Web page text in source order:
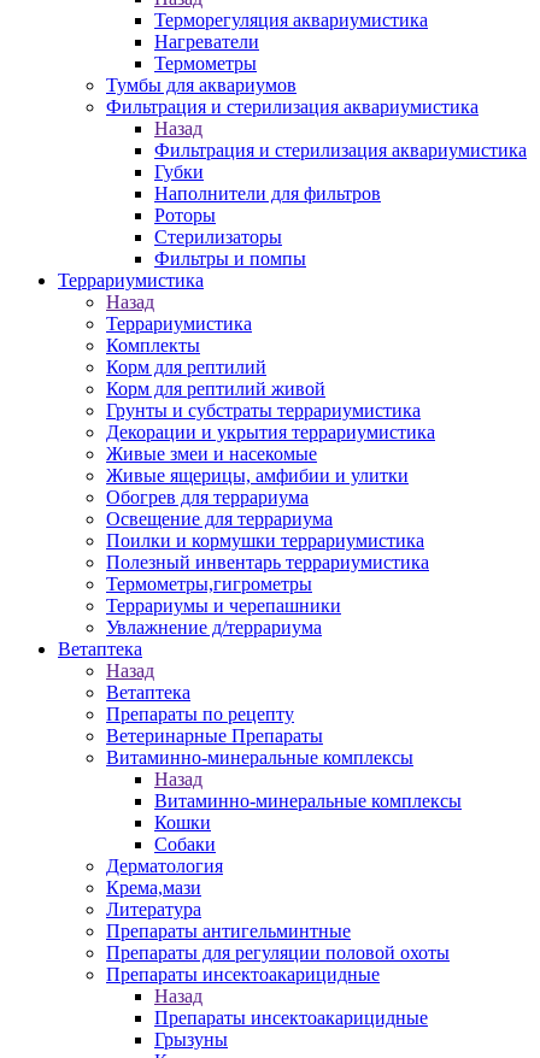
Терморегуляция аквариумистика
Нагреватели
Термометры
Тумбы для аквариумов
Фильтрация и стерилизация аквариумистика
Назад
Фильтрация и стерилизация аквариумистика
Губки
Наполнители для фильтров
Роторы
Стерилизаторы
Фильтры и помпы
Террариумистика
Назад
Террариумистика
Комплекты
Корм для рептилий
Корм для рептилий живой
Грунты и субстраты террариумистика
Декорации и укрытия террариумистика
Живые змеи и насекомые
Живые ящерицы, амфибии и улитки
Обогрев для террариума
Освещение для террариума
Поилки и кормушки террариумистика
Полезный инвентарь террариумистика
Термометры,гигрометры
Террариумы и черепашники
Увлажнение д/террариума
Ветаптека
Назад
Ветаптека
Препараты по рецепту
Ветеринарные Препараты
Витаминно-минеральные комплексы
Назад
Витаминно-минеральные комплексы
Кошки
Собаки
Дерматология
Крема,мази
Литература
Препараты антигельминтные
Препараты для регуляции половой охоты
Препараты инсектоакарицидные
Назад
Препараты инсектоакарицидные
Грызуны